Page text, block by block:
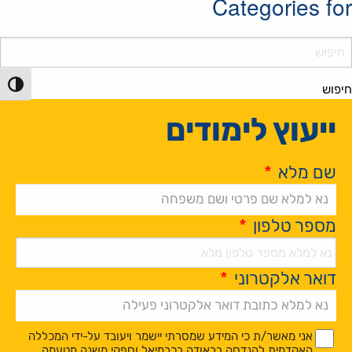
חיפוש
ייעוץ לימודים
שם מלא *
מספר טלפון *
דואר אלקטרוני *
*
*
אני מאשר/ת כי המידע שמסרתי יישמר ויעובד על-ידי המכללה
Alternative: